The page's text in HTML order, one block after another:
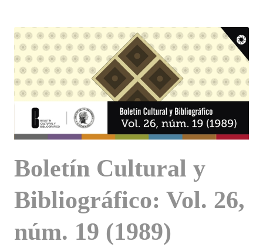
Boletín Cultural y
Bibliográfico: Vol. 26,
núm. 19 (1989)